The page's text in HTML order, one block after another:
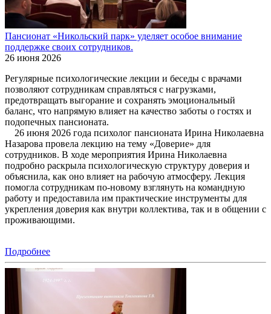
Пансионат «Никольский парк» уделяет особое внимание
поддержке своих сотрудников.
26 июня 2026
Регулярные психологические лекции и беседы с врачами
позволяют сотрудникам справляться с нагрузками,
предотвращать выгорание и сохранять эмоциональный
баланс, что напрямую влияет на качество заботы о гостях и
подопечных пансионата.
26 июня 2026 года психолог пансионата Ирина Николаевна
Назарова провела лекцию на тему «Доверие» для
сотрудников. В ходе мероприятия Ирина Николаевна
подробно раскрыла психологическую структуру доверия и
объяснила, как оно влияет на рабочую атмосферу. Лекция
помогла сотрудникам по-новому взглянуть на командную
работу и предоставила им практические инструменты для
укрепления доверия как внутри коллектива, так и в общении с
проживающими.
Подробнее